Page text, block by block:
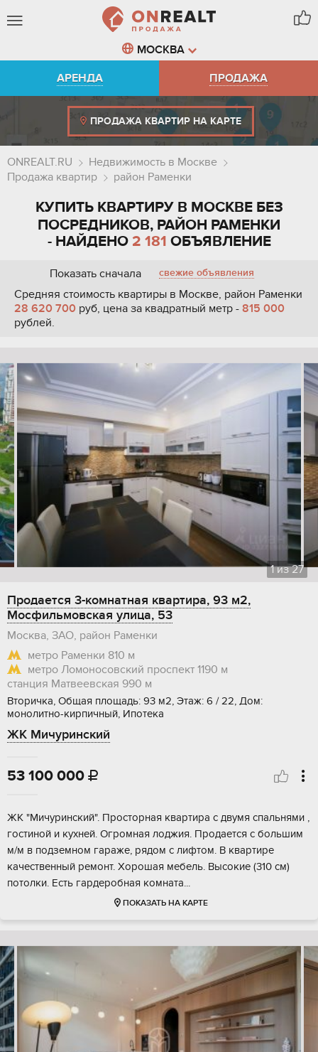
МОСКВА
АРЕНДА
ПРОДАЖА
ПРОДАЖА КВАРТИР НА КАРТЕ
ONREALT.RU
Недвижимость в Москве
Продажа квартир
район Раменки
КУПИТЬ КВАРТИРУ В МОСКВЕ БЕЗ
ПОСРЕДНИКОВ, РАЙОН РАМЕНКИ
- НАЙДЕНО 2 181 ОБЪЯВЛЕНИЕ
Показать сначала свежие объявления
Средняя стоимость квартиры в Москве, район Раменки
28 620 700 руб, цена за квадратный метр - 815 000
рублей.
1из27
Продается 3-комнатная квартира, 93 м2,
Мосфильмовская улица, 53
Москва, ЗАО, район Раменки
метро Раменки 810 м
метро Ломоносовский проспект 1190 м
станция Матвеевская 990 м
Вторичка, Общая площадь: 93 м2, Этаж: 6 / 22, Дом:
монолитно-кирпичный, Ипотека
ЖК Мичуринский
53 100 000 
ЖК "Мичуринский". Просторная квартира с двумя спальнями ,
гостиной и кухней. Огромная лоджия. Продается с большим
м/м в подземном гараже, рядом с лифтом. В квартире
качественный ремонт. Хорошая мебель. Высокие (310 см)
потолки. Есть гардеробная комната...
ПОКАЗАТЬ НА КАРТЕ